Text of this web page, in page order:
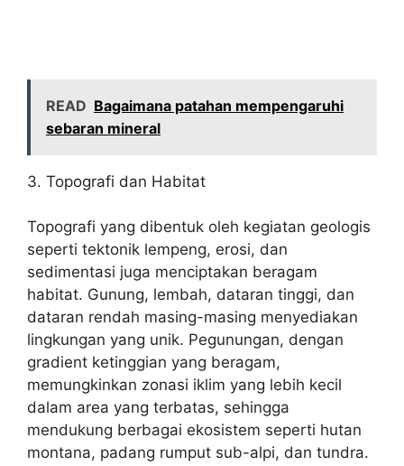
READ Bagaimana patahan mempengaruhi
sebaran mineral
3. Topografi dan Habitat
Topografi yang dibentuk oleh kegiatan geologis
seperti tektonik lempeng, erosi, dan
sedimentasi juga menciptakan beragam
habitat. Gunung, lembah, dataran tinggi, dan
dataran rendah masing-masing menyediakan
lingkungan yang unik. Pegunungan, dengan
gradient ketinggian yang beragam,
memungkinkan zonasi iklim yang lebih kecil
dalam area yang terbatas, sehingga
mendukung berbagai ekosistem seperti hutan
montana, padang rumput sub-alpi, dan tundra.